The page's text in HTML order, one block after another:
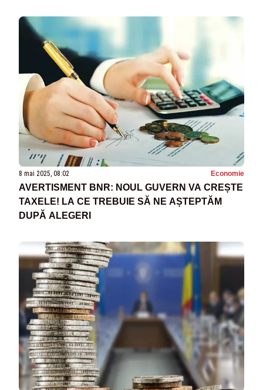
8 mai 2025, 08:02 Economie
AVERTISMENT BNR: NOUL GUVERN VA CREȘTE
TAXELE! LA CE TREBUIE SĂ NE AȘTEPTĂM
DUPĂ ALEGERI